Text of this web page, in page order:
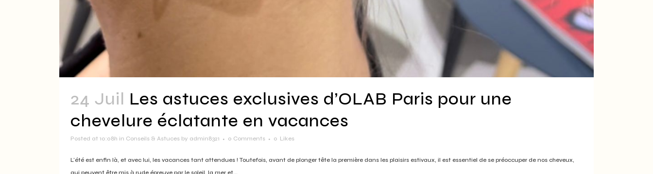
24 Juil Les astuces exclusives d’OLAB Paris pour une
chevelure éclatante en vacances
Posted at 10:08h in Conseils & Astuces by admin8321 0 Comments 0 Likes
L'été est enfin là, et avec lui, les vacances tant attendues ! Toutefois, avant de plonger tête la première dans les plaisirs estivaux, il est essentiel de se préoccuper de nos cheveux,
qui peuvent être mis à rude épreuve par le soleil, la mer et...